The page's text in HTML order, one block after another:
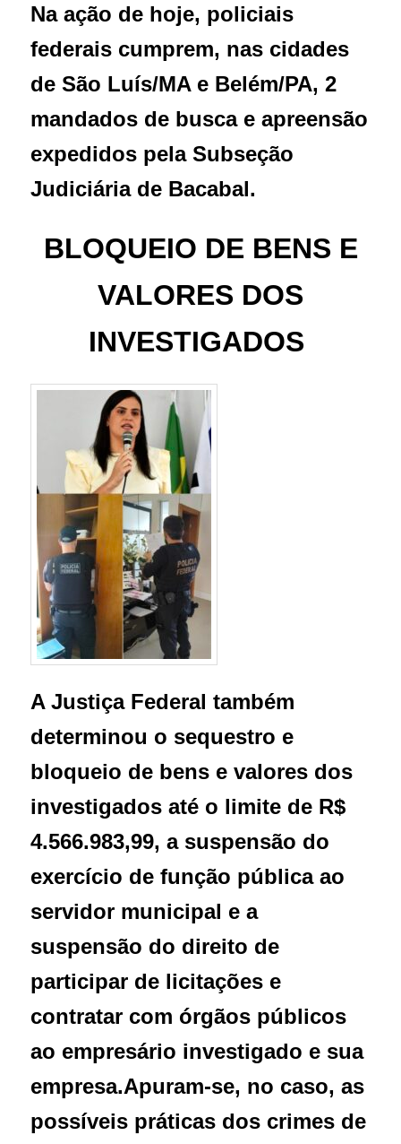
Na ação de hoje, policiais
federais cumprem, nas cidades
de São Luís/MA e Belém/PA, 2
mandados de busca e apreensão
expedidos pela Subseção
Judiciária de Bacabal.
BLOQUEIO DE BENS E
VALORES DOS
INVESTIGADOS
A Justiça Federal também
determinou o sequestro e
bloqueio de bens e valores dos
investigados até o limite de R$
4.566.983,99, a suspensão do
exercício de função pública ao
servidor municipal e a
suspensão do direito de
participar de licitações e
contratar com órgãos públicos
ao empresário investigado e sua
empresa.Apuram-se, no caso, as
possíveis práticas dos crimes de